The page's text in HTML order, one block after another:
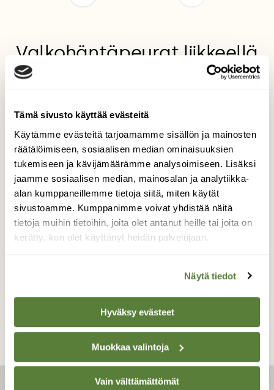
Tämä sivusto käyttää evästeitä
Käytämme evästeitä tarjoamamme sisällön ja mainosten
räätälöimiseen, sosiaalisen median ominaisuuksien
tukemiseen ja kävijämäärämme analysoimiseen. Lisäksi
jaamme sosiaalisen median, mainosalan ja analytiikka-
alan kumppaneillemme tietoja siitä, miten käytät
sivustoamme. Kumppanimme voivat yhdistää näitä
tietoja muihin tietoihin, joita olet antanut heille tai joita on
kerätty, kun olet käyttänyt heidän palvelujaan.
Näytä tiedot
Hyväksy evästeet
Muokkaa valintoja
Vain välttämättömät
Valkohäntäpeurat liikkeellä
Näin syksyllä hämärän laskeutuessa ennen
ajella hissunkissun, koska peuroja on paljon
pelloilla ja metsien laidoilla, jopa kymmenen
eläimen laumoissa. Ne ylittävät tien
vauhdikkaasti ja sitten jäävät
seisoskelemaan vähän matkan päähän.
Joskus on kamera mukana ja saa hyvin
napsittua kuvia.
Valokuvaaja: Teija Vänttinen, Kisko 1.20.2017
TAKAISIN LISTAAN